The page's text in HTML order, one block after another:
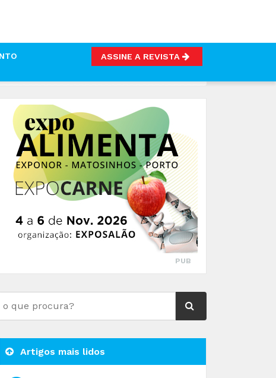
ASSINE A REVISTA
PUB
Artigos mais lidos